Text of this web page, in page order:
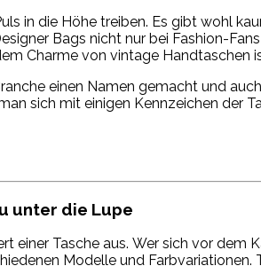
in die Höhe treiben. Es gibt wohl
Bags nicht nur bei Fashion-
Charme von vintage Handtaschen
einen Namen gemacht und
sich mit einigen Kennzeichen der
unter die Lupe
einer Tasche aus. Wer sich vor dem
Modelle und Farbvariationen.